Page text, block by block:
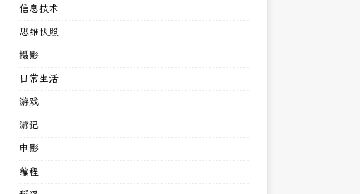
信息技术
思维快照
摄影
日常生活
游戏
游记
电影
编程